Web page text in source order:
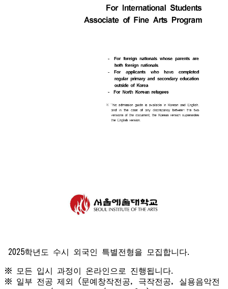
2025학년도 수시 외국인 특별전형을 모집합니다.
※ 모든 입시 과정이 온라인으로 진행됩니다.
※ 일부 전공 제외 (문예창작전공, 극작전공, 실용음악전